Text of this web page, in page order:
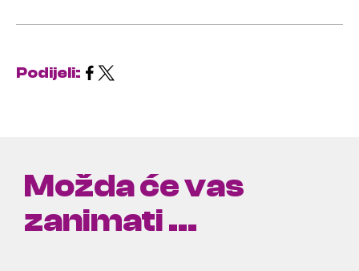
Podijeli:
Možda će vas
zanimati ...